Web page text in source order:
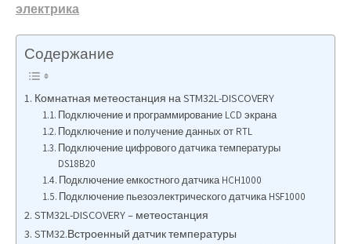
электрика
Содержание
Комнатная метеостанция на STM32L-DISCOVERY
Подключение и программирование LCD экрана
Подключение и получение данных от RTL
Подключение цифрового датчика температуры
DS18B20
Подключение емкостного датчика HCH1000
Подключение пьезоэлектрического датчика HSF1000
STM32L-DISCOVERY – метеостанция
STM32.Встроенный датчик температуры